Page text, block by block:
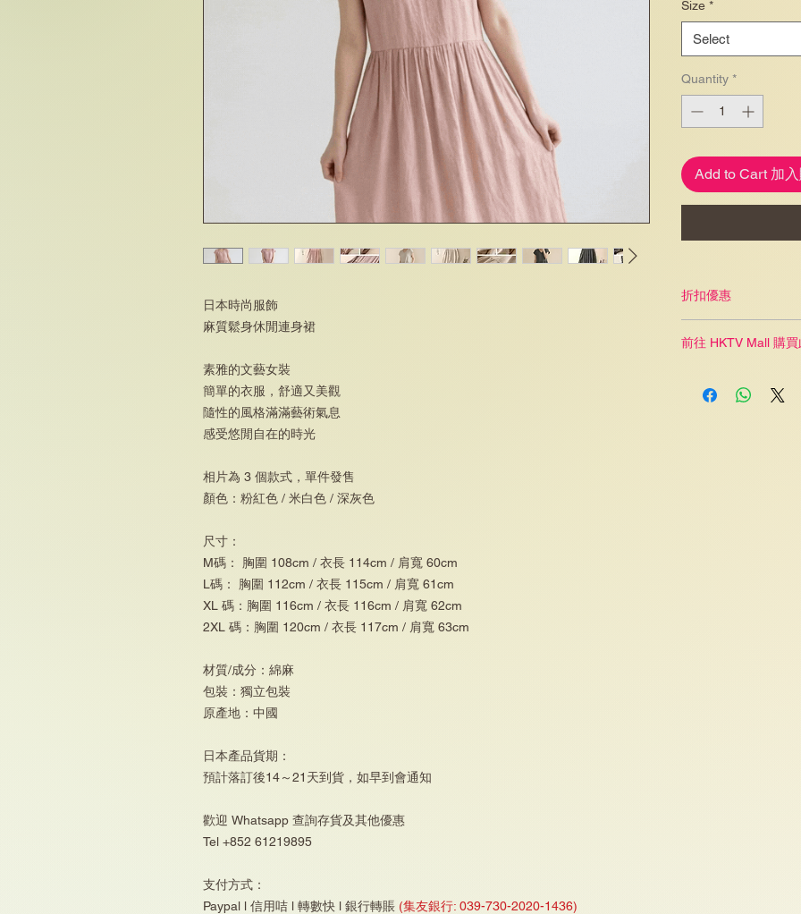
日本時尚服飾
麻質鬆身休閒連身裙
素雅的文藝女裝
簡單的衣服，舒適又美觀
隨性的風格滿滿藝術氣息
感受悠閒自在的時光
相片為 3 個款式，單件發售
顏色：粉紅色 / 米白色 / 深灰色
尺寸：
M碼： 胸圍 108cm / 衣長 114cm / 肩寬 60cm
L碼： 胸圍 112cm / 衣長 115cm / 肩寬 61cm
XL 碼：胸圍 116cm / 衣長 116cm / 肩寬 62cm
2XL 碼：胸圍 120cm / 衣長 117cm / 肩寬 63cm
材質/成分：綿麻
包裝：獨立包裝
原產地：中國
日本產品貨期：
預計落訂後14～21天到貨，如早到會通知
歡迎 Whatsapp 查詢存貨及其他優惠
Tel +852 61219895
支付方式：
Paypal l 信用咭 l 轉數快 l 銀行轉賬 (集友銀行: 039-730-2020-1436)
Size *
Select
Quantity *
Add to Cart 加
折扣優惠
任何 3 件服飾或以上
前往 HKTV Mall 購